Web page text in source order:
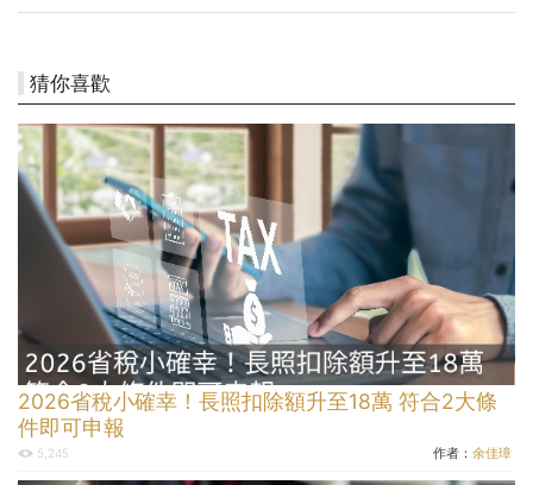
猜你喜歡
2026省稅小確幸！長照扣除額升至18萬 符合2大條
件即可申報
5,245 作者： 余佳璋